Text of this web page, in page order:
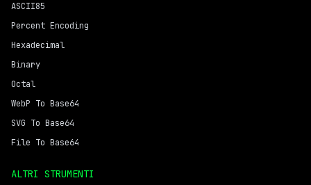
ASCII85
Percent Encoding
Hexadecimal
Binary
Octal
WebP To Base64
SVG To Base64
File To Base64
ALTRI STRUMENTI